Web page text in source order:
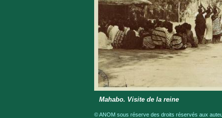
Mahabo. Visite de la reine
© ANOM sous réserve des droits réservés aux